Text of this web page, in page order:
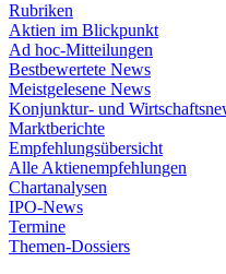
Rubriken
Aktien im Blickpunkt
Ad hoc-Mitteilungen
Bestbewertete News
Meistgelesene News
Konjunktur- und
Marktberichte
Empfehlungsübersicht
Alle Aktienempfehlungen
Chartanalysen
IPO-News
Termine
Themen-Dossiers